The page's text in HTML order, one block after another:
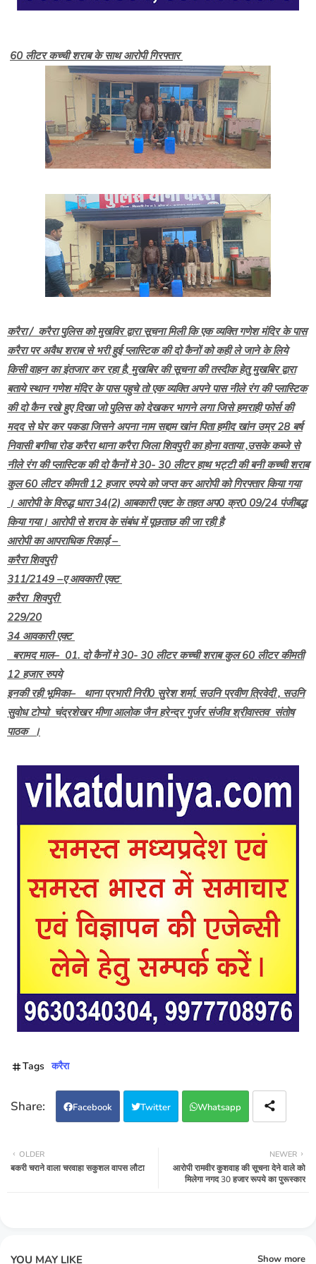
60 लीटर कच्ची शराब के साथ आरोपी गिरफ्तार
करैरा / करैरा पुलिस को मुखविर द्वारा सूचना मिली कि एक व्यक्ति गणेश मंदिर के पास
करैरा पर अवैध शराब से भरी हुई प्लास्टिक की दो कैनों को कही ले जाने के लिये
किसी वाहन का इंतजार कर रहा है, मुखबिर की सूचना की तस्दीक हेतु मुखबिर द्वारा
बताये स्थान गणेश मंदिर के पास पहुचे तो एक व्यक्ति अपने पास नीले रंग की प्लास्टिक
की दो कैन रखे हुए दिखा जो पुलिस को देखकर भागने लगा जिसे हमराही फोर्स की
मदद से घेर कर पकडा जिसने अपना नाम सद्दाम खांन पिता हमीद खांन उम्र 28 बर्ष
निवासी बगीचा रोड करैरा थाना करैरा जिला शिवपुरी का होना वताया ,उसके कब्जे से
नीले रंग की प्लास्टिक की दो कैनों मे 30- 30 लीटर हाथ भट्टी की बनी कच्ची शराब
कुल 60 लीटर कीमती 12 हजार रुपये को जप्त कर आरोपी को गिरफ्तार किया गया
। आरोपी के विरुद्ध धारा 34(2) आबकारी एक्ट के तहत अप0 क्र0 09/24 पंजीबद्ध
किया गया। आरोपी से शराव के संबंध में पूछताछ की जा रही है
आरोपी का आपराधिक रिकार्ड़ –
करैरा शिवपुरी
311/2149 –ए आवकारी एक्ट
करैरा शिवपुरी
229/20
34 आवकारी एक्ट
बरामद माल– 01. दो कैनों मे 30- 30 लीटर कच्ची शराब कुल 60 लीटर कीमती
12 हजार रुपये
इनकी रही भूमिका– थाना प्रभारी निरी0 सुरेश शर्मा, सउनि प्रवीण त्रिवेदी , सउनि
सुवोध टोप्पो चंद्रशेखर मीणा आलोक जैन हरेन्द्र गुर्जर संजीव श्रीवास्तव संतोष
पाठक ।
Tags करैरा
Facebook Twitter Whatsapp
NEWER
आरोपी रामवीर कुशवाह की सूचना देने वाले को
मिलेगा नगद 30 हजार रूपये का पुरूस्‍कार
OLDER
बकरी चराने वाला चरवाहा सकुशल वापस लौटा
YOU MAY LIKE Show more